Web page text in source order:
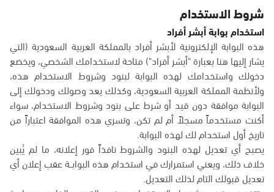
شروط الاستخدام
استخدام بوابة أبشر أفراد
هذه البوابة الإلكترونية لأبشر أفراد بالمملكة العربية السعودية (التي
يشار إليها هنا بعبارة "أبشر أفراد") متاحة لاستخدامك الشخصي، ويخضع
دخولك واستخدامك لهذه البوابة لبنود وشروط الاستخدام هذه،
ولأنظمة المملكة العربية السعودية، وكذلك يعد وصولك ودخولك إلى
البوابة موافقة دون قيد أو شرط على بنود وشروط الاستخدام، سواء
أكنت مستخدماً مسجلاً أم لم تكن، وتسري هذه الموافقة اعتباراً من
تاريخ أول استخدام لك لهذه البوابة.
يصبح أي تعديل لهذه البنود والشروط نافذاً فور إعلانه، ما لم يُبين
خلاف ذلك، ويعني استمرارك في استخدام هذه البوابــة عقب إعلان أي
تعديل قبولك التام لذلك التعديل.